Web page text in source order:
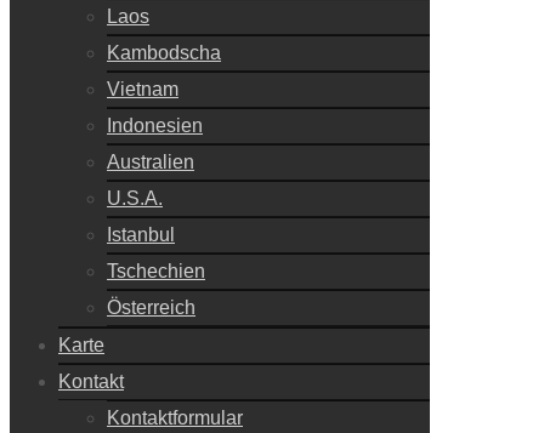
Laos
Kambodscha
Vietnam
Indonesien
Australien
U.S.A.
Istanbul
Tschechien
Österreich
Karte
Kontakt
Kontaktformular